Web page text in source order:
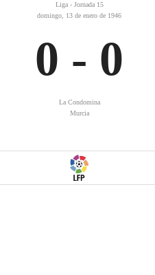
Liga - Jornada 15
domingo, 13 de enero de 1946
0 - 0
La Condomina
Murcia